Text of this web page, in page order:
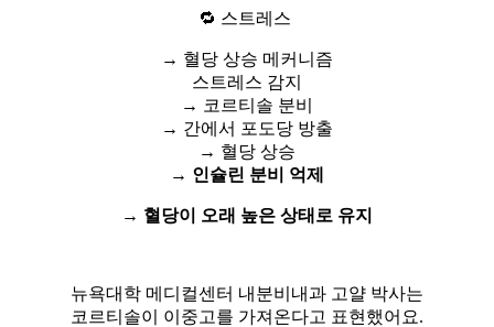
🔁 스트레스
→ 혈당 상승 메커니즘
스트레스 감지
→ 코르티솔 분비
→ 간에서 포도당 방출
→ 혈당 상승
→ 인슐린 분비 억제
→ 혈당이 오래 높은 상태로 유지
뉴욕대학 메디컬센터 내분비내과 고얄 박사는
코르티솔이 이중고를 가져온다고 표현했어요.